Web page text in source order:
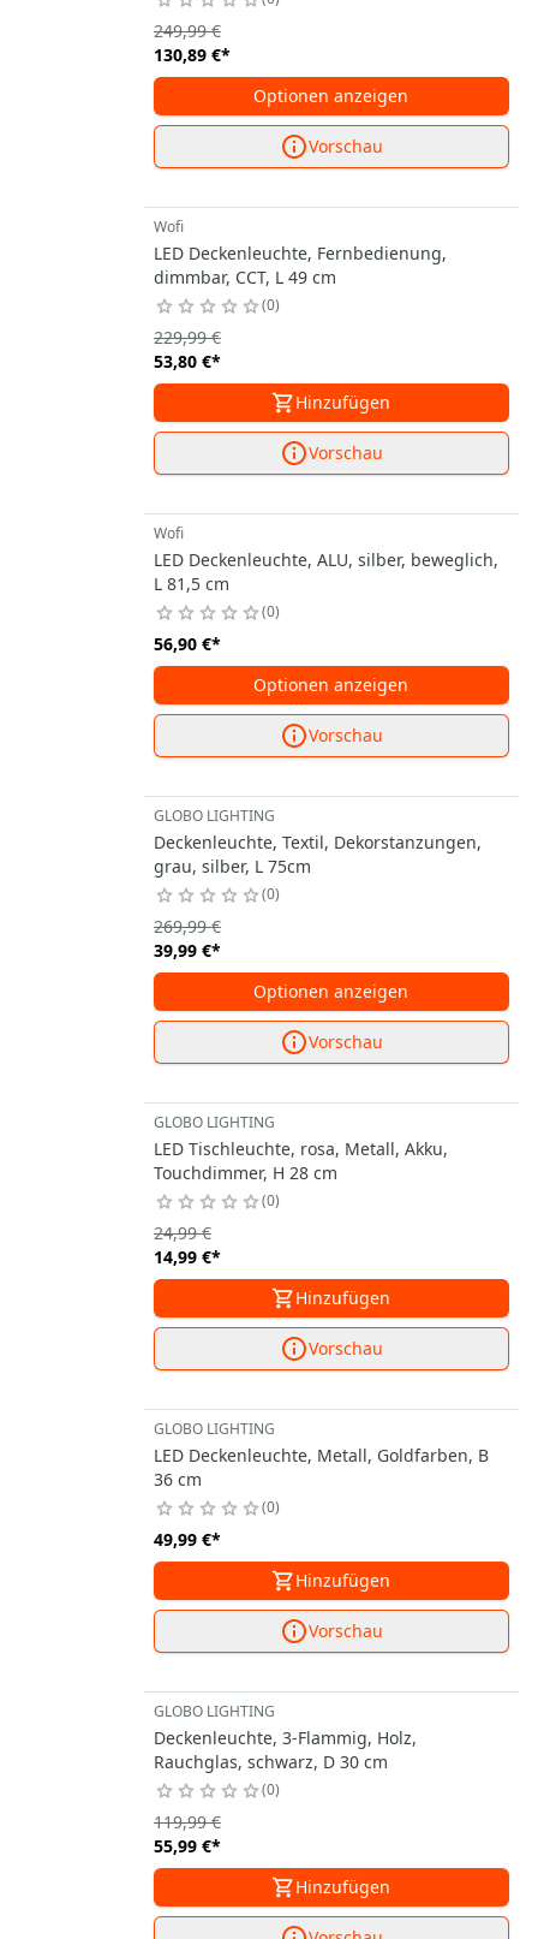
130,89 €*
249,99 €
Optionen anzeigen
Vorschau
Wofi
LED Deckenleuchte, Fernbedienung,
dimmbar, CCT, L 49 cm
0
53,80 €*
229,99 €
Hinzufügen
Vorschau
Wofi
LED Deckenleuchte, ALU, silber, beweglich,
L 81,5 cm
0
56,90 €*
Optionen anzeigen
Vorschau
GLOBO LIGHTING
Deckenleuchte, Textil, Dekorstanzungen,
grau, silber, L 75cm
0
39,99 €*
269,99 €
Optionen anzeigen
Vorschau
GLOBO LIGHTING
LED Tischleuchte, rosa, Metall, Akku,
Touchdimmer, H 28 cm
0
14,99 €*
24,99 €
Hinzufügen
Vorschau
GLOBO LIGHTING
LED Deckenleuchte, Metall, Goldfarben, B
36 cm
0
49,99 €*
Hinzufügen
Vorschau
GLOBO LIGHTING
Deckenleuchte, 3-Flammig, Holz,
Rauchglas, schwarz, D 30 cm
0
55,99 €*
119,99 €
Hinzufügen